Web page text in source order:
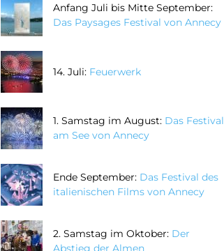
Anfang Juli bis Mitte September:
Das Paysages Festival von Annecy
14. Juli: Feuerwerk
1. Samstag im August: Das Festival
am See von Annecy
Ende September: Das Festival des
italienischen Films von Annecy
2. Samstag im Oktober: Der
Abstieg der Almen